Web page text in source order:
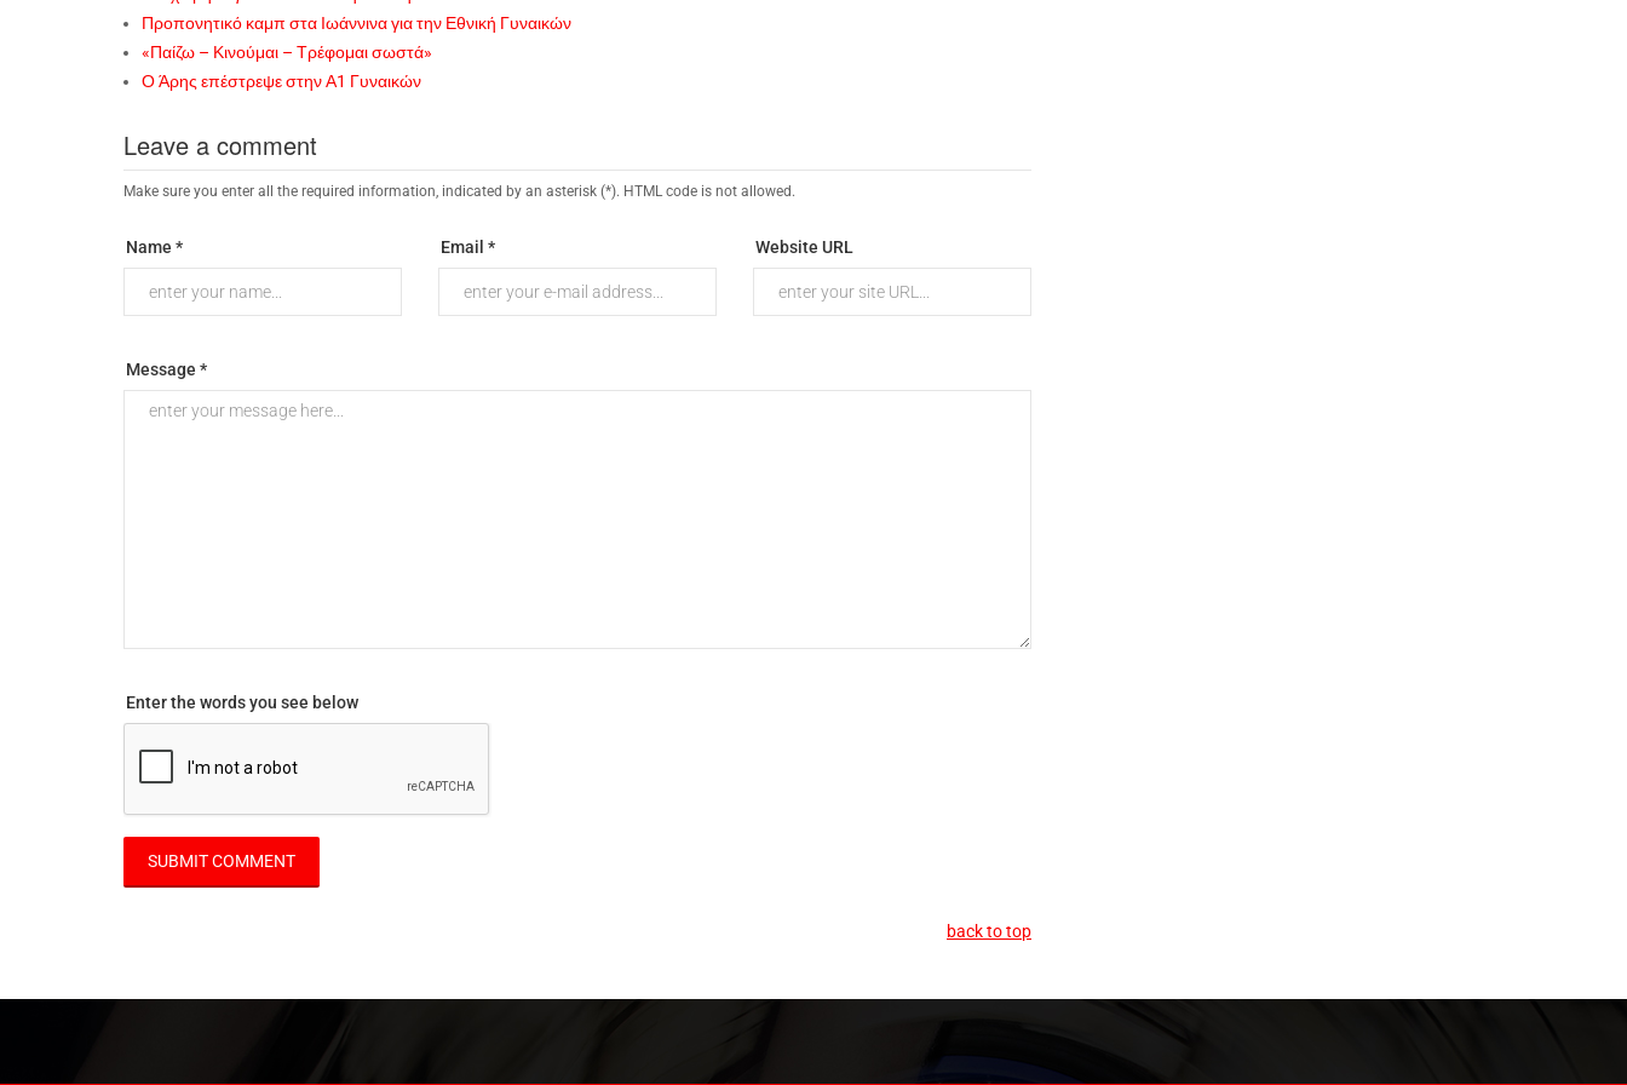
Προπονητικό καμπ στα Ιωάννινα για την Εθνική Γυναικών
«Παίζω – Κινούμαι – Τρέφομαι σωστά»
Ο Άρης επέστρεψε στην Α1 Γυναικών
Leave a comment
Make sure you enter all the required information, indicated by an asterisk (*). HTML code is not allowed.
Name * Email * Website URL
Message *
Enter the words you see below
back to top